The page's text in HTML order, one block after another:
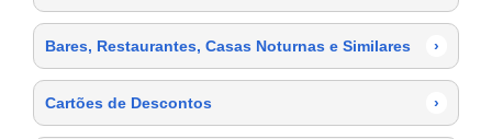
Bares, Restaurantes, Casas Noturnas e Similares ›
Cartões de Descontos ›